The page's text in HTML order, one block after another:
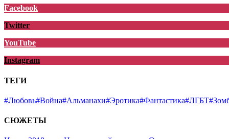
Facebook
Twitter
YouTube
Instagram
ТЕГИ
#Любовь#Война#Альманахи#Эротика#Фантастика#ЛГБТ
СЮЖЕТЫ